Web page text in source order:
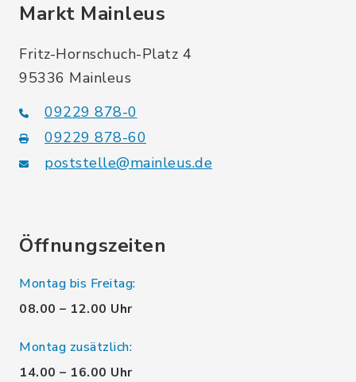
Markt Mainleus
Fritz-Hornschuch-Platz 4
95336 Mainleus
09229 878-0
09229 878-60
poststelle@mainleus.de
Öffnungszeiten
Montag bis Freitag:
08.00 – 12.00 Uhr
Montag zusätzlich:
14.00 – 16.00 Uhr